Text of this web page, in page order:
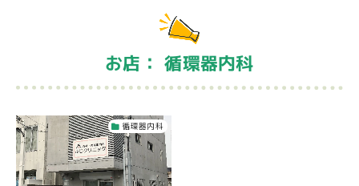
お店： 循環器内科
循環器内科